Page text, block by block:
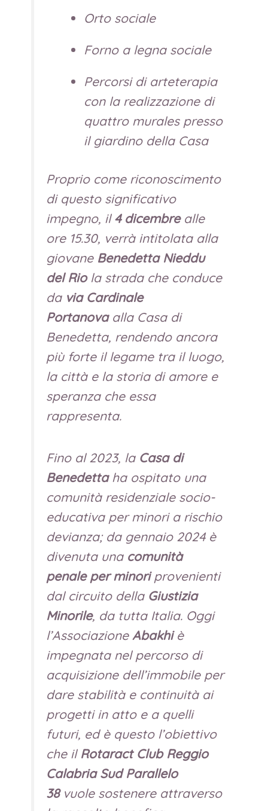
Orto sociale
Forno a legna sociale
Percorsi di arteterapia
con la realizzazione di
quattro murales presso
il giardino della Casa
Proprio come riconoscimento
di questo significativo
impegno, il4 dicembrealle
ore 15.30, verrà intitolata alla
giovane Benedetta Nieddu
del Riola strada che conduce
da via Cardinale
Portanovaalla Casa di
Benedetta, rendendo ancora
più forte il legame tra il luogo,
la città e la storia di amore e
speranza che essa
rappresenta.
Fino al 2023, la Casa di
Benedettaha ospitato una
comunità residenziale socio-
educativa per minori a rischio
devianza; da gennaio 2024 è
divenuta una comunità
penale per minoriprovenienti
dal circuito della Giustizia
Minorile, da tutta Italia. Oggi
l’AssociazioneAbakhiè
impegnata nel percorso di
acquisizione dell’immobile per
dare stabilità e continuità ai
progetti in atto e a quelli
futuri, ed è questo l’obiettivo
che il Rotaract Club Reggio
Calabria Sud Parallelo
38vuole sostenere attraverso